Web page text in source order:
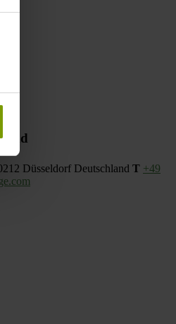
Düsseldorf Deutschland T +49